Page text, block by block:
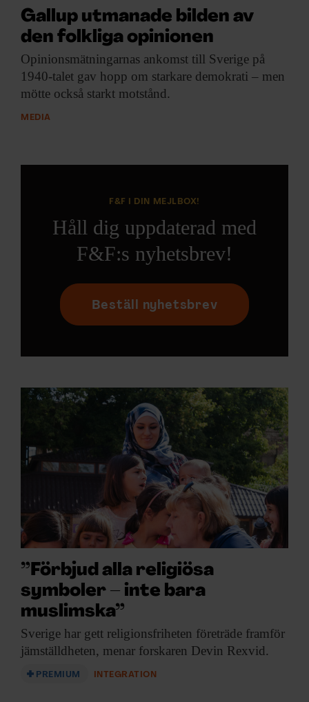
Gallup utmanade bilden av
den folkliga opinionen
Opinionsmätningarnas ankomst till Sverige på
1940-talet gav hopp om starkare demokrati – men
mötte också starkt motstånd.
MEDIA
F&F I DIN MEJLBOX!
Håll dig uppdaterad med
F&F:s nyhetsbrev!
Beställ nyhetsbrev
”Förbjud alla religiösa
symboler – inte bara
muslimska”
Sverige har gett religionsfriheten företräde framför
jämställdheten, menar forskaren Devin Rexvid.
PREMIUM INTEGRATION